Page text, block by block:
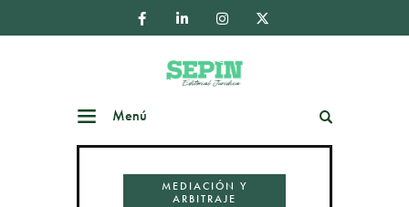
Menú
MEDIACIÓN Y
ARBITRAJE